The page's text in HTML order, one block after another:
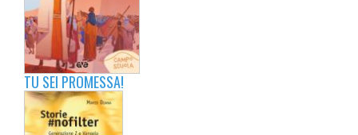
TU SEI PROMESSA!